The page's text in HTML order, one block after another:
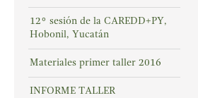
12° sesión de la CAREDD+PY,
Hobonil, Yucatán
Materiales primer taller 2016
INFORME TALLER